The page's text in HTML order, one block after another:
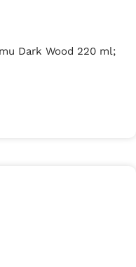
Dark Wood 220 ml;